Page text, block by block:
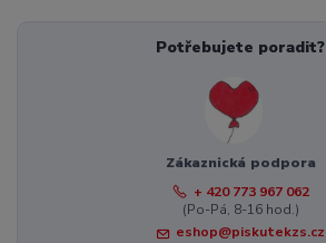
Potřebujete poradit?
Zákaznická podpora
+ 420 773 967 062
(Po-Pá, 8-16 hod.)
eshop@piskutekzs.cz